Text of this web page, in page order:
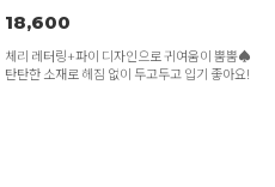
18,600
체리 레터링+파이 디자인으로 귀여움이 뿜뿜♠
탄탄한 소재로 헤짐 없이 두고두고 입기 좋아요!